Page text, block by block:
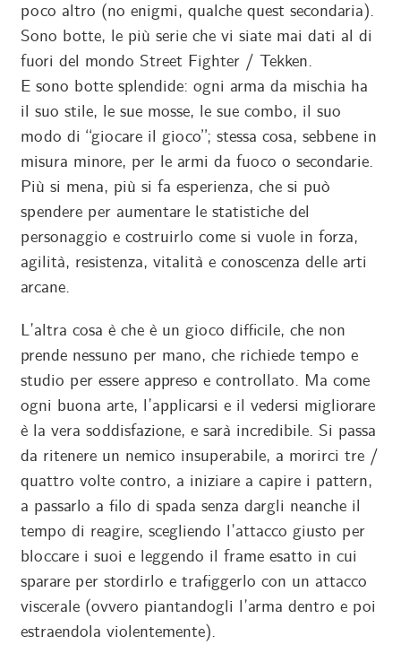
poco altro (no enigmi, qualche quest secondaria).
Sono botte, le più serie che vi siate mai dati al di
fuori del mondo Street Fighter / Tekken.
E sono botte splendide: ogni arma da mischia ha
il suo stile, le sue mosse, le sue combo, il suo
modo di “giocare il gioco”; stessa cosa, sebbene in
misura minore, per le armi da fuoco o secondarie.
Più si mena, più si fa esperienza, che si può
spendere per aumentare le statistiche del
personaggio e costruirlo come si vuole in forza,
agilità, resistenza, vitalità e conoscenza delle arti
arcane.
L’altra cosa è che è un gioco difficile, che non
prende nessuno per mano, che richiede tempo e
studio per essere appreso e controllato. Ma come
ogni buona arte, l’applicarsi e il vedersi migliorare
è la vera soddisfazione, e sarà incredibile. Si passa
da ritenere un nemico insuperabile, a morirci tre /
quattro volte contro, a iniziare a capire i pattern,
a passarlo a filo di spada senza dargli neanche il
tempo di reagire, scegliendo l’attacco giusto per
bloccare i suoi e leggendo il frame esatto in cui
sparare per stordirlo e trafiggerlo con un attacco
viscerale (ovvero piantandogli l’arma dentro e poi
estraendola violentemente).